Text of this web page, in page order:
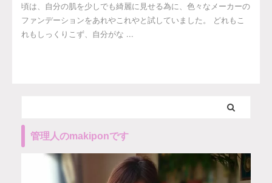
頃は、自分の肌を少しでも綺麗に見せる為に、色々なメーカーの
ファンデーションをあれやこれやと試していました。 どれもこ
れもしっくりこず、自分がな ...
管理人のmakiponです